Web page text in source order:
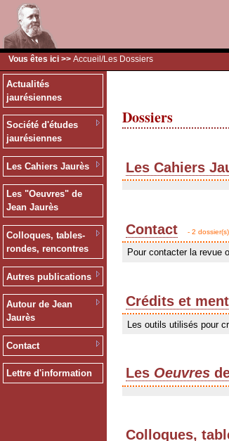
Vous êtes ici >> Accueil /Les Dossiers
Actualités
jaurésiennes
Société d'études
jaurésiennes
Les Cahiers Jaurès
Les "Oeuvres" de
Jean Jaurès
Colloques, tables-
rondes, rencontres
Autres publications
Autour de Jean
Jaurès
Contact
Lettre d'information
Dossiers
Les Cahiers
Contact - 2 dossier(s)
Pour contacter la revue
Crédits et
Les outils utilisés pour
Les Oeuvres
Colloques,